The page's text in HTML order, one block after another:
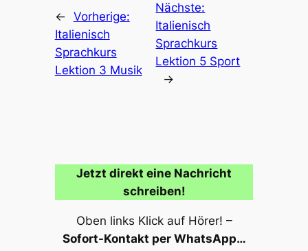
← Vorherige:
Italienisch
Sprachkurs
Lektion 3 Musik
Nächste:
Italienisch
Sprachkurs
Lektion 5 Sport
→
Jetzt direkt eine Nachricht
schreiben!
Oben links Klick auf Hörer! –
Sofort-Kontakt per WhatsApp…